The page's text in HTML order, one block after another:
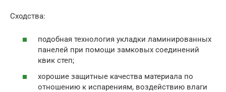
Сходства:
подобная технология укладки ламинированных
панелей при помощи замковых соединений
квик степ;
хорошие защитные качества материала по
отношению к испарениям, воздействию влаги